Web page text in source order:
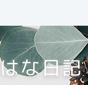
な日記